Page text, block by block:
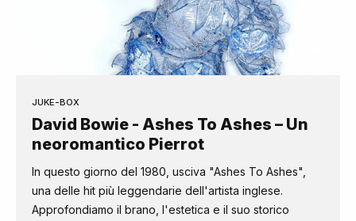
JUKE-BOX
David Bowie - Ashes To Ashes – Un
neoromantico Pierrot
In questo giorno del 1980, usciva "Ashes To Ashes",
una delle hit più leggendarie dell'artista inglese.
Approfondiamo il brano, l'estetica e il suo storico